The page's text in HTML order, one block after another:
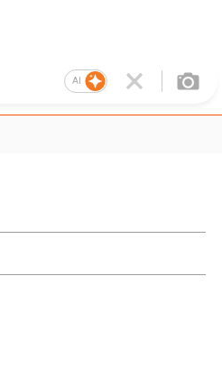
AI